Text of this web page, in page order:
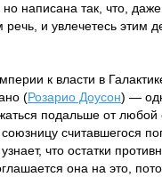
но написана так, что,
и увлечетесь этим
к власти в
(Розарио Доусон) —
подальше от
считавшегося
что остатки
она на это,